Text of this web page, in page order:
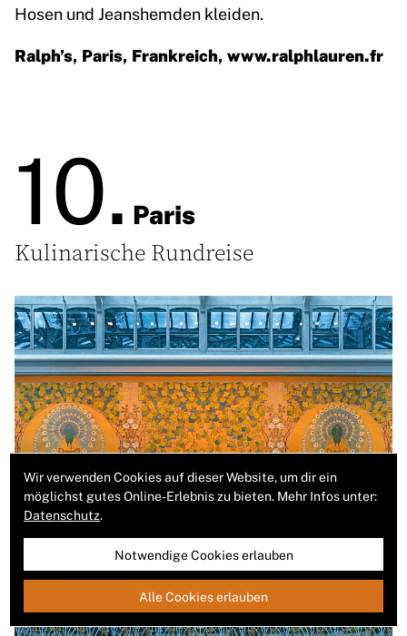
Hosen und Jeanshemden kleiden.
Ralph’s, Paris, Frankreich, www.ralphlauren.fr
10. Paris
Kulinarische Rundreise
Wir verwenden Cookies auf dieser Website, um dir ein
möglichst gutes Online-Erlebnis zu bieten. Mehr Infos unter:
Datenschutz.
Notwendige Cookies erlauben
Alle Cookies erlauben